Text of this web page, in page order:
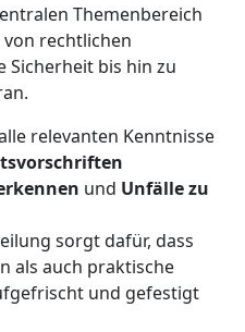
Themenbereich
rechtlichen
Sicherheit bis hin zu
relevanten Kenntnisse
und Unfälle zu
sorgt dafür, dass
als auch praktische
und gefestigt